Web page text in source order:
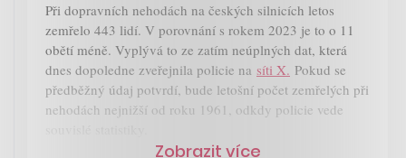
Při dopravních nehodách na českých silnicích letos
zemřelo 443 lidí. V porovnání s rokem 2023 je to o 11
obětí méně. Vyplývá to ze zatím neúplných dat, která
dnes dopoledne zveřejnila policie na síti X. Pokud se
předběžný údaj potvrdí, bude letošní počet zemřelých při
nehodách nejnižší od roku 1961, odkdy policie vede
Zobrazit více